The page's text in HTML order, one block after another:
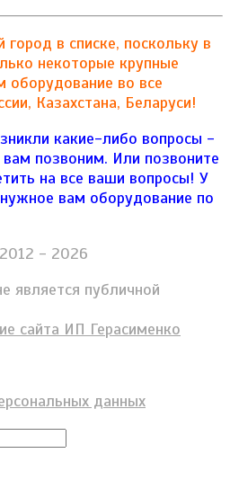
в списке, поскольку в
некоторые крупные
оборудование во все
Казахстана, Беларуси!
какие-либо вопросы -
позвоним. Или позвоните
на все ваши вопросы! У
вам оборудование по
- 2026
является публичной
сайта ИП Герасименко
данных